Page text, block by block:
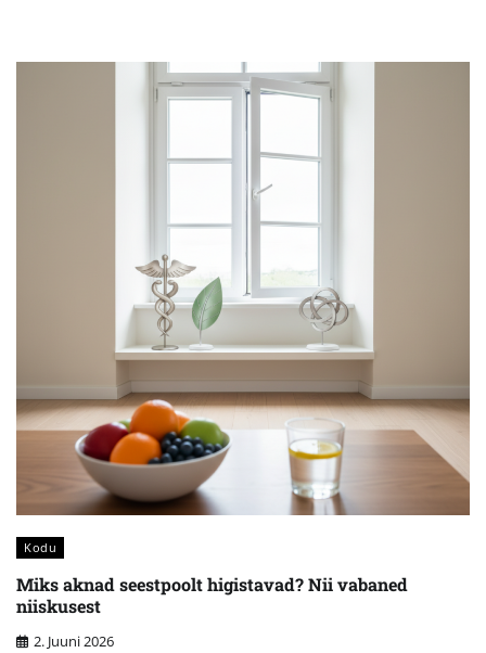
Kodu
Miks aknad seestpoolt higistavad? Nii vabaned
niiskusest
2. Juuni 2026